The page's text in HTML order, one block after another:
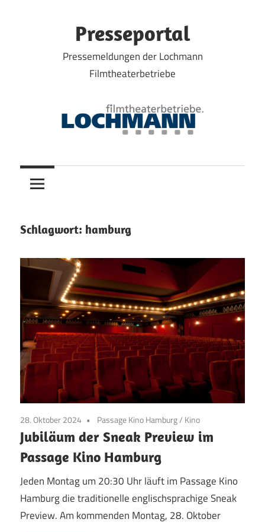
Presseportal
Pressemeldungen der Lochmann
Filmtheaterbetriebe
Schlagwort: hamburg
28. Oktober 2024 Passage Kino Hamburg/ Kino
Jubiläum der Sneak Preview im
Passage Kino Hamburg
Jeden Montag um 20:30 Uhr läuft im Passage Kino
Hamburg die traditionelle englischsprachige Sneak
Preview. Am kommenden Montag, 28. Oktober